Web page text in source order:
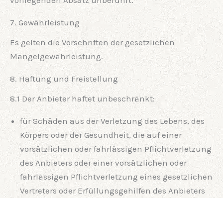
7. Gewährleistung
Es gelten die Vorschriften der gesetzlichen
Mängelgewährleistung.
8. Haftung und Freistellung
8.1 Der Anbieter haftet unbeschränkt:
für Schäden aus der Verletzung des Lebens, des
Körpers oder der Gesundheit, die auf einer
vorsätzlichen oder fahrlässigen Pflichtverletzung
des Anbieters oder einer vorsätzlichen oder
fahrlässigen Pflichtverletzung eines gesetzlichen
Vertreters oder Erfüllungsgehilfen des Anbieters